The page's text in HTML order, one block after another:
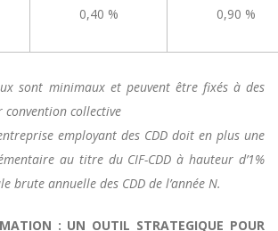
0,40 % 0,90 %
sont minimaux et peuvent être fixés à des
collective
employant des CDD doit en plus une
au titre du CIF-CDD à hauteur d’1%
brute annuelle des CDD de l’année N.
: UN OUTIL STRATEGIQUE POUR